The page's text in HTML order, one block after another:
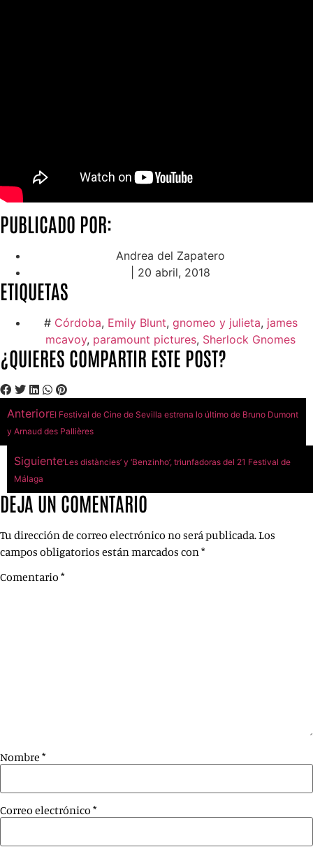
PUBLICADO POR:
Andrea del Zapatero
20 abril, 2018
ETIQUETAS
# Córdoba, Emily Blunt, gnomeo y julieta, james
mcavoy, paramount pictures, Sherlock Gnomes
¿QUIERES COMPARTIR ESTE POST?
AnteriorEl Festival de Cine de Sevilla estrena lo último de Bruno Dumont
y Arnaud des Pallières
Siguiente‘Les distàncies’ y ‘Benzinho’, triunfadoras del 21 Festival de
Málaga
DEJA UN COMENTARIO
Tu dirección de correo electrónico no será publicada.Los
campos obligatorios están marcados con*
Comentario *
Nombre *
Correo electrónico *